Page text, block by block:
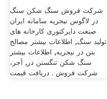
شرکت فروش سنگ شکن سنگ
در لاگوس نیجریه سامانه ایران
صنعت دایرکتوری کارخانه های
تولید سنگ, اطلاعات بیشتر مصالح
بتن در نیجریه, اطلاعات بیشتر
سنگ شکن تنگستن در, آجر،
شرکت فروش . دریافت قیمت